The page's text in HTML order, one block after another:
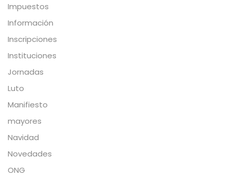
Impuestos
Información
Inscripciones
Instituciones
Jornadas
Luto
Manifiesto
mayores
Navidad
Novedades
ONG